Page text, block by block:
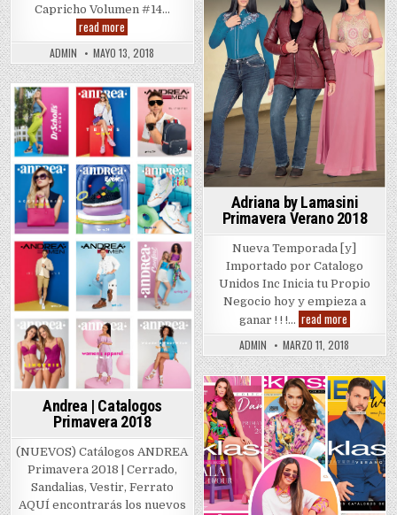
Capricho Volumen #14…
read more
2018
|
Ropa
y
Zapatos
de
Moda
USA
ADMIN MAYO 13, 2018
Adriana by Lamasini
Primavera Verano 2018
Nueva Temporada [y]
Importado por Catalogo
Unidos Inc Inicia tu Propio
Negocio hoy y empieza a
ganar ! ! !… read moreAdriana
by
Lamasini
Primavera
Verano
2018
ADMIN MARZO 11, 2018
Posted
in
Andrea | Catalogos
Primavera 2018
(NUEVOS) Catálogos ANDREA
Primavera 2018 | Cerrado,
Sandalias, Vestir, Ferrato
AQUÍ encontrarás los nuevos
Posted
in